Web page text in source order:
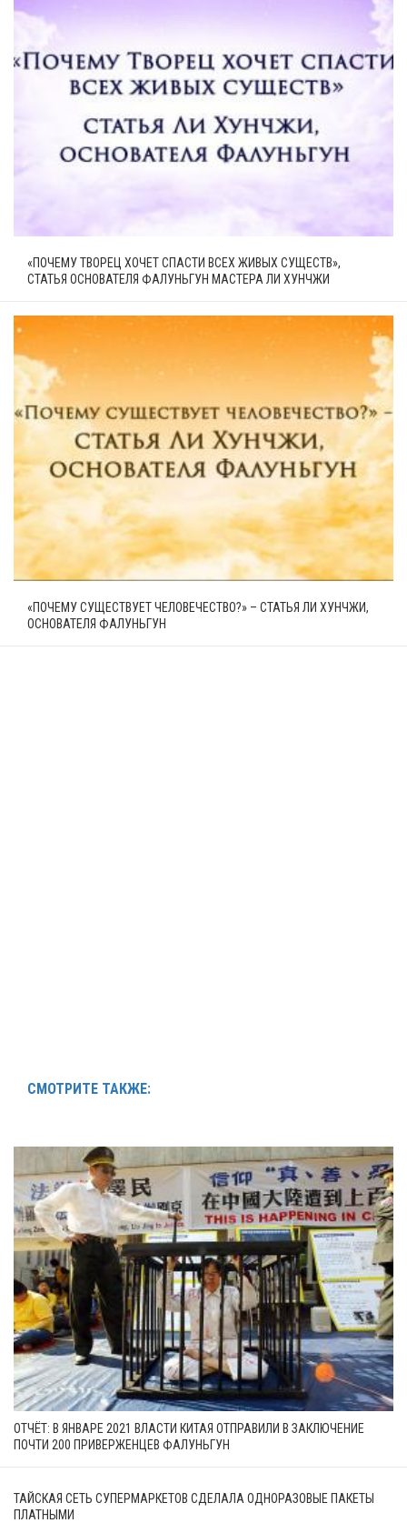
«ПОЧЕМУ ТВОРЕЦ ХОЧЕТ СПАСТИ ВСЕХ ЖИВЫХ СУЩЕСТВ»,
СТАТЬЯ ОСНОВАТЕЛЯ ФАЛУНЬГУН МАСТЕРА ЛИ ХУНЧЖИ
«ПОЧЕМУ СУЩЕСТВУЕТ ЧЕЛОВЕЧЕСТВО?» – СТАТЬЯ ЛИ ХУНЧЖИ,
ОСНОВАТЕЛЯ ФАЛУНЬГУН
СМОТРИТЕ ТАКЖЕ:
ОТЧЁТ: В ЯНВАРЕ 2021 ВЛАСТИ КИТАЯ ОТПРАВИЛИ В ЗАКЛЮЧЕНИЕ
ПОЧТИ 200 ПРИВЕРЖЕНЦЕВ ФАЛУНЬГУН
ТАЙСКАЯ СЕТЬ СУПЕРМАРКЕТОВ СДЕЛАЛА ОДНОРАЗОВЫЕ ПАКЕТЫ
ПЛАТНЫМИ